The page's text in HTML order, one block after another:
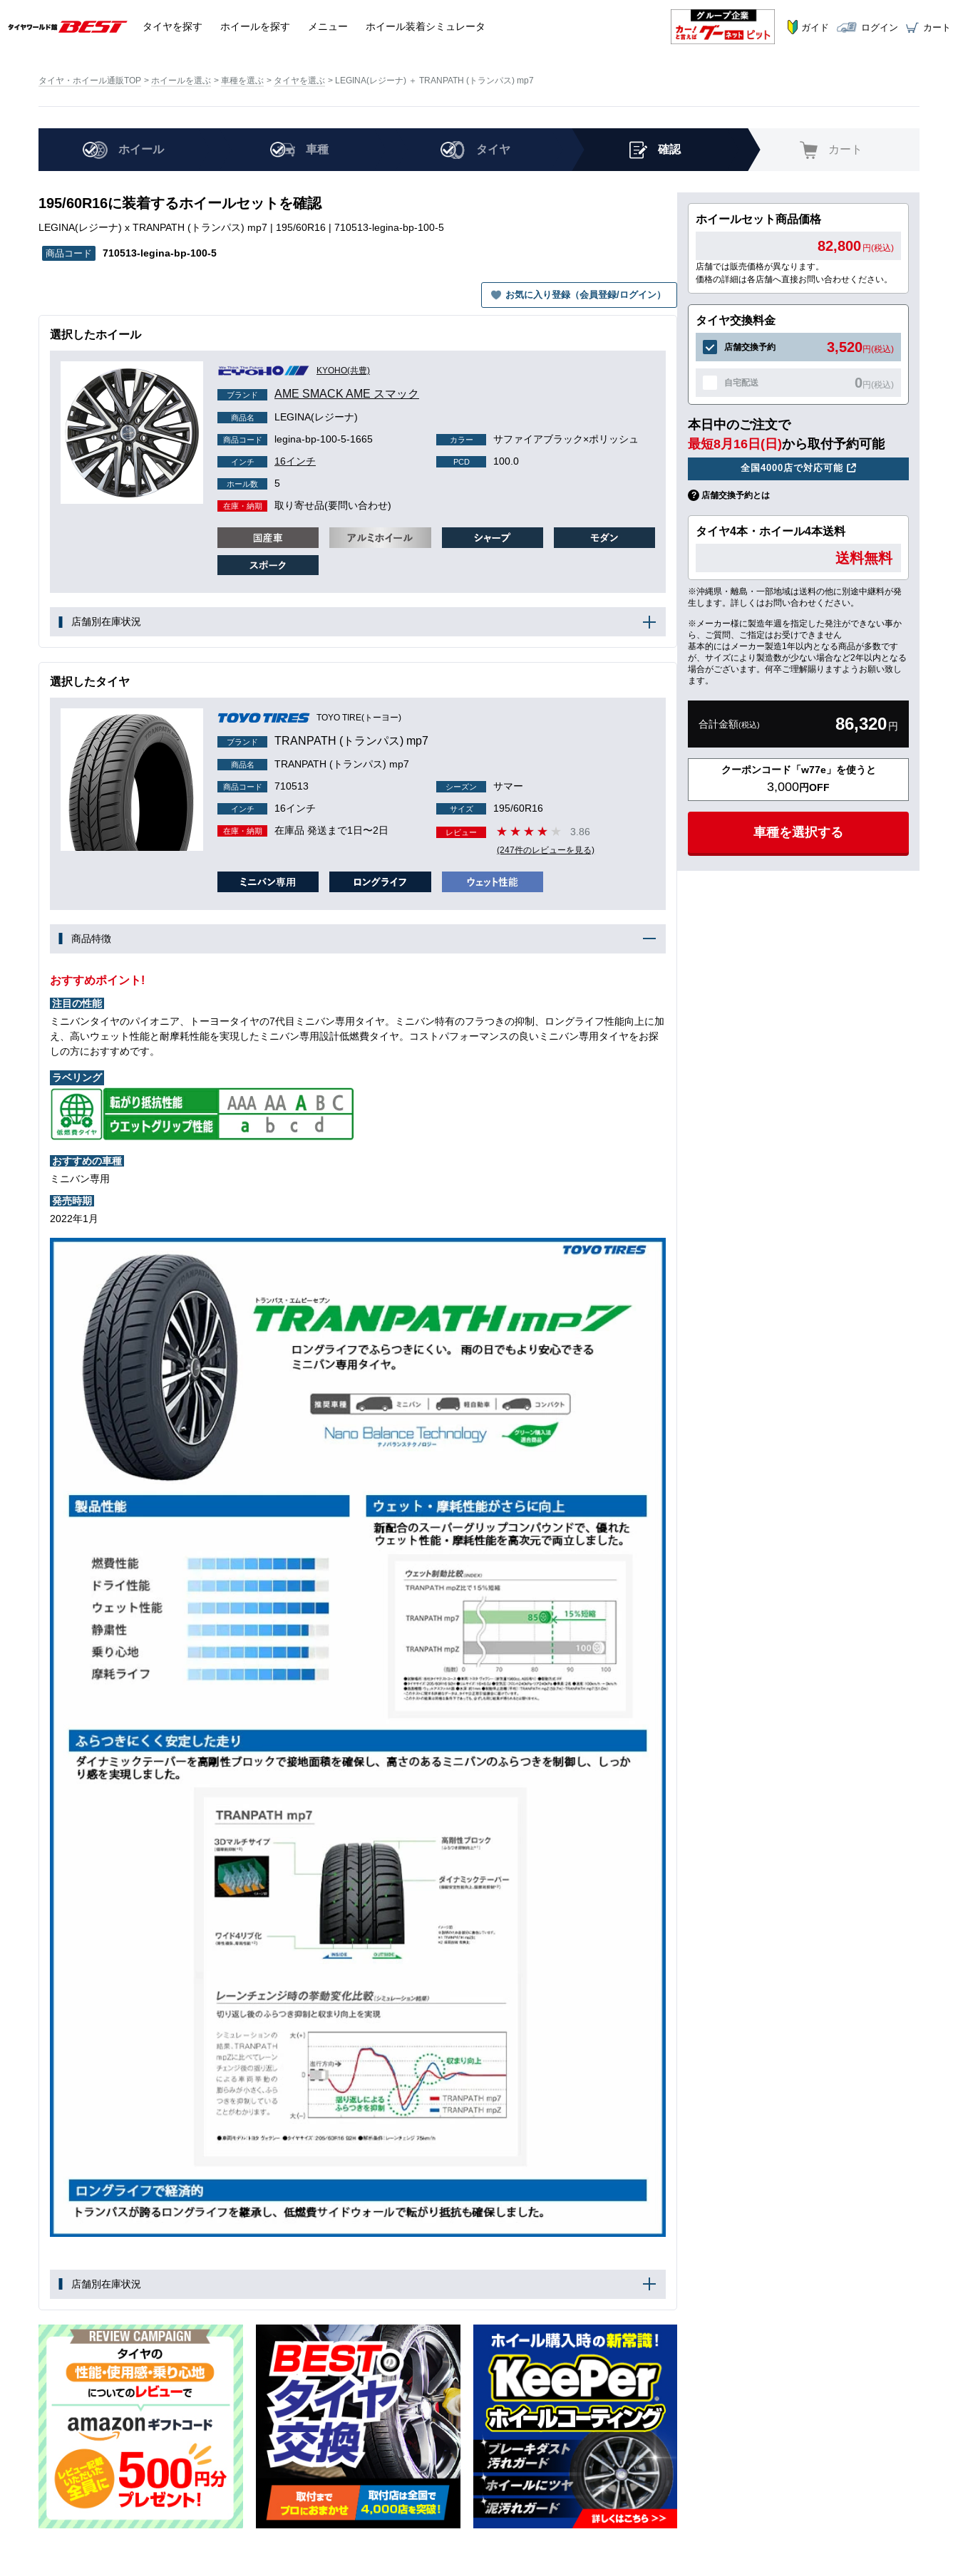
タイヤを探す ホイールを探す メニュー ホイール装着シミュレータ ガイド ログイン カート
タイヤ・ホイール通販TOP ホイールを選ぶ 車種を選ぶ タイヤを選ぶ LEGINA(レジーナ) ＋ TRANPATH (トランパス) mp7
ホイール 車種 タイヤ 確認 カート
195/60R16に装着するホイールセットを確認
LEGINA(レジーナ) x TRANPATH (トランパス) mp7 | 195/60R16 | 710513-legina-bp-100-5
710513-legina-bp-100-5
お気に入り登録（会員登録/ログイン）
選択したホイール
KYOHO(共豊)
ブランド AME SMACK AME スマック
商品名 LEGINA(レジーナ)
商品コード legina-bp-100-5-1665 カラー サファイアブラック×ポリッシュ
インチ 16インチ PCD 100.0
ホール数 5
在庫・納期 取り寄せ品(要問い合わせ)
店舗別在庫状況
選択したタイヤ
TOYO TIRE(トーヨー)
ブランド TRANPATH (トランパス) mp7
商品名 TRANPATH (トランパス) mp7
商品コード 710513 シーズン サマー
インチ 16インチ サイズ 195/60R16
在庫・納期 在庫品 発送まで1日〜2日 レビュー 3.86
(247件のレビューを見る)
商品特徴
おすすめポイント!
注目の性能
ミニバンタイヤのパイオニア、トーヨータイヤの7代目ミニバン専用タイヤ。ミニバン特有のフラつきの抑制、ロングライフ性能向上に加
え、高いウェット性能と耐摩耗性能を実現したミニバン専用設計低燃費タイヤ。コストパフォーマンスの良いミニバン専用タイヤをお探
しの方におすすめです。
ラベリング
おすすめの車種
ミニバン専用
発売時期
2022年1月
店舗別在庫状況
ホイールセット商品価格
82,800 円(税込)
店舗では販売価格が異なります。
価格の詳細は各店舗へ直接お問い合わせください。
タイヤ交換料金
店舗交換予約 3,520円(税込)
自宅配送 0円(税込)
本日中のご注文で
最短8月16日(日)から取付予約可能
全国4000店で対応可能
店舗交換予約とは
タイヤ4本・ホイール4本送料
送料無料
※沖縄県・離島・一部地域は送料の他に別途中継料が発
生します。詳しくはお問い合わせください。
※メーカー様に製造年週を指定した発注ができない事か
ら、ご質問、ご指定はお受けできません
基本的にはメーカー製造1年以内となる商品が多数です
が、サイズにより製造数が少ない場合など2年以内となる
場合がございます。何卒ご理解賜りますようお願い致し
ます。
合計金額(税込) 86,320円
クーポンコード「w77e」を使うと
3,000円OFF
車種を選択する